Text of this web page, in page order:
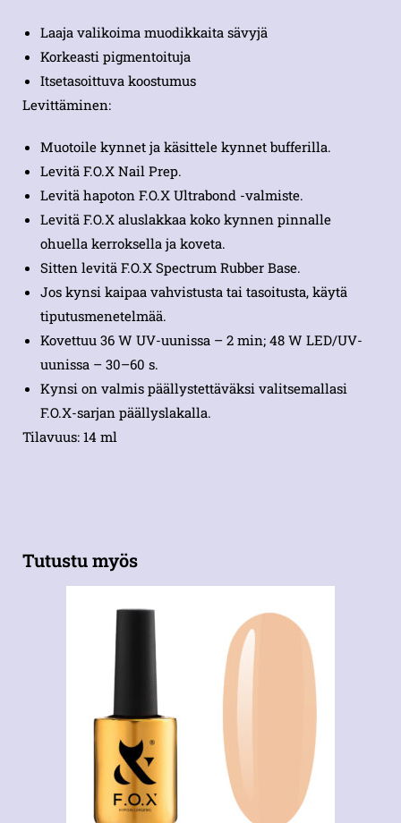
Laaja valikoima muodikkaita sävyjä
Korkeasti pigmentoituja
Itsetasoittuva koostumus
Levittäminen:
Muotoile kynnet ja käsittele kynnet bufferilla.
Levitä F.O.X Nail Prep.
Levitä hapoton F.O.X Ultrabond -valmiste.
Levitä F.O.X aluslakkaa koko kynnen pinnalle
ohuella kerroksella ja koveta.
Sitten levitä F.O.X Spectrum Rubber Base.
Jos kynsi kaipaa vahvistusta tai tasoitusta, käytä
tiputusmenetelmää.
Kovettuu 36 W UV-uunissa – 2 min; 48 W LED/UV-
uunissa – 30–60 s.
Kynsi on valmis päällystettäväksi valitsemallasi
F.O.X-sarjan päällyslakalla.
Tilavuus: 14 ml
Tutustu myös